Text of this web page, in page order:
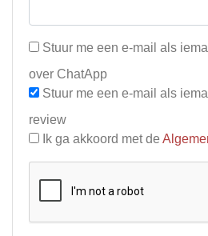
Stuur me een e-mail als
over ChatApp
Stuur me een e-mail als
review
Ik ga akkoord met de